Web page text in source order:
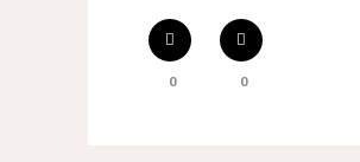
0 0